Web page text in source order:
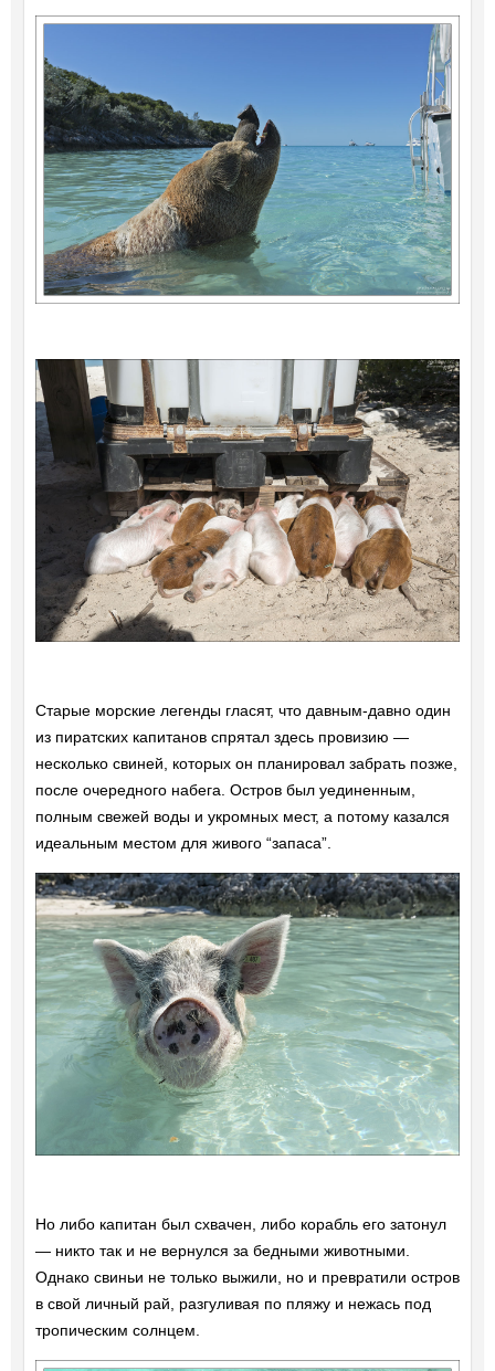
Старые морские легенды гласят, что давным-давно один
из пиратских капитанов спрятал здесь провизию —
несколько свиней, которых он планировал забрать позже,
после очередного набега. Остров был уединенным,
полным свежей воды и укромных мест, а потому казался
идеальным местом для живого “запаса”.
Но либо капитан был схвачен, либо корабль его затонул
— никто так и не вернулся за бедными животными.
Однако свиньи не только выжили, но и превратили остров
в свой личный рай, разгуливая по пляжу и нежась под
тропическим солнцем.